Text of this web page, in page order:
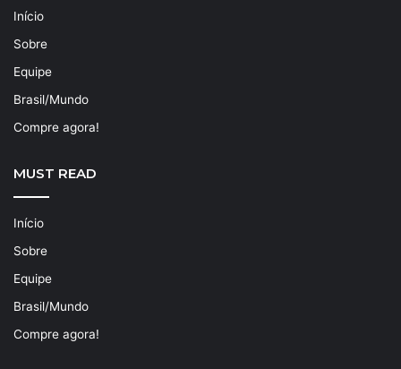
Início
Sobre
Equipe
Brasil/Mundo
Compre agora!
MUST READ
Início
Sobre
Equipe
Brasil/Mundo
Compre agora!